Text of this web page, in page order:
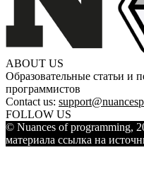
ABOUT US
Образовательные статьи и
программистов
Contact us:
FOLLOW US
© Nuances of programming,
материала ссылка на